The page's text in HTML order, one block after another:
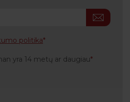
politika
yra 14 metų ar daugiau